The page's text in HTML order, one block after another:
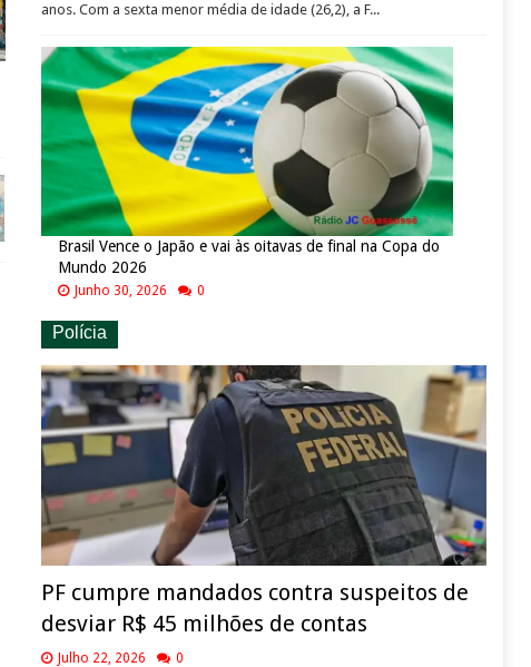
anos. Com a sexta menor média de idade (26,2), a F...
Brasil Vence o Japão e vai às oitavas de final na Copa do
Mundo 2026
Junho 30, 2026 0
Polícia
PF cumpre mandados contra suspeitos de
desviar R$ 45 milhões de contas
Julho 22, 2026 0